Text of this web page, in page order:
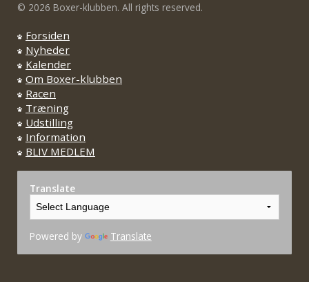
© 2026 Boxer-klubben. All rights reserved.
Forsiden
Nyheder
Kalender
Om Boxer-klubben
Racen
Træning
Udstilling
Information
BLIV MEDLEM
Translate
Powered by Translate